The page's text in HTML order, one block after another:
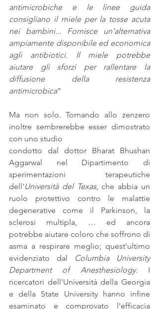
antimicrobiche e le linee guida
consigliano il miele per la tosse acuta
nei bambini... Fornisce un'alternativa
ampiamente disponibile ed economica
agli antibiotici. Il miele potrebbe
aiutare gli sforzi per rallentare la
diffusione della resistenza
antimicrobica”
Ma non solo. Tornando allo zenzero
inoltre sembrerebbe esser dimostrato
con uno studio
condotto dal dottor Bharat Bhushan
Aggarwal nel Dipartimento di
sperimentazioni terapeutiche
dell'Università del Texas, che abbia un
ruolo protettivo contro le malattie
degenerative come il Parkinson, la
sclerosi multipla, … ed ancora
potrebbe aiutare coloro che soffrono di
asma a respirare meglio; quest'ultimo
evidenziato dal
Columbia University
Department of Anesthesiology. I
ricercatori dell'Università della Georgia
e della State University hanno infine
esaminato e comprovato l'efficacia